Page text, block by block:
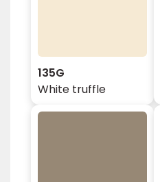
135G
White truffle